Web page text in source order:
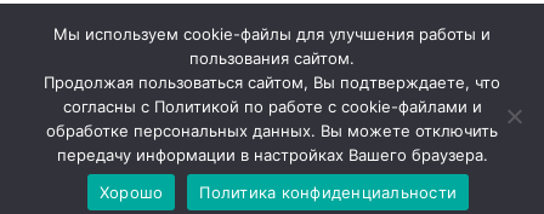
125009, г. Москва, Никитский пер., д. 4а, стр. 1
Мы используем cookie-файлы для улучшения работы и
пользования сайтом.
Продолжая пользоваться сайтом, Вы подтверждаете, что
согласны с Политикой по работе с cookie-файлами и
обработке персональных данных. Вы можете отключить
передачу информации в настройках Вашего браузера.
Хорошо
Политика конфиденциальности